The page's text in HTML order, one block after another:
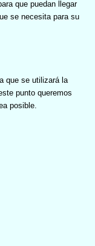
que puedan llegar
se necesita para su
que se utilizará la
punto queremos
posible.